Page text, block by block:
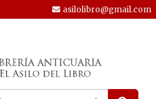
asilolibro@gmail.com